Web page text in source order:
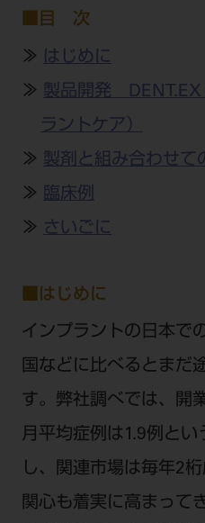
■目 次
≫
はじめに
≫ 製品開発 DENT.EX
ラントケア）
≫ 製剤と組み合わせて
≫ 臨床例
≫ さいごに
■はじめに
インプラントの日本で
国などに比べるとまだ
す。弊社調べでは、開
月平均症例は1.9例とい
し、関連市場は毎年2
関心も着実に高まって
CADデータ
中古医療機器
モリタ友の会無料会員登
お客様の声への取り組み
商品感動体験
モリタ関連イベント
学会・研究会
物件エリア調査
DENTAL OFFICE セレク
高齢者歯科・訪問
pd style
はじめての方へ
pdとは
院内ツアー
デンタルマガジン
ビデオライブラリー
モリタカレンダー
ニュース
SNS
公式SNS一覧
ビバリーくんLINEスタ
ショールーム
全国のショールーム
北海道
宮城
愛知
大阪
京都
広島
Dental Plaza Tokyo
MDSC
見学予約
メールでのお問い合
電 話 /0800-222-